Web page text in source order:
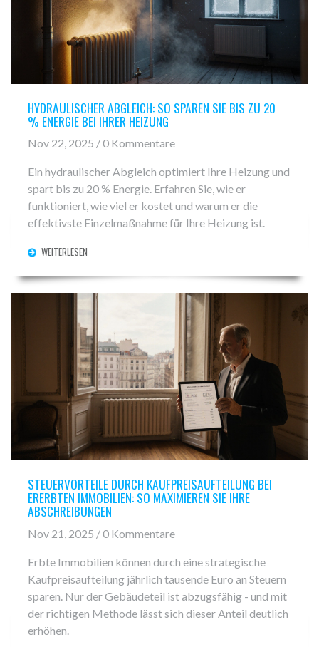
HYDRAULISCHER ABGLEICH: SO SPAREN SIE BIS ZU 20
% ENERGIE BEI IHRER HEIZUNG
Nov 22, 2025 / 0 Kommentare
Ein hydraulischer Abgleich optimiert Ihre Heizung und
spart bis zu 20 % Energie. Erfahren Sie, wie er
funktioniert, wie viel er kostet und warum er die
effektivste Einzelmaßnahme für Ihre Heizung ist.
WEITERLESEN
STEUERVORTEILE DURCH KAUFPREISAUFTEILUNG BEI
ERERBTEN IMMOBILIEN: SO MAXIMIEREN SIE IHRE
ABSCHREIBUNGEN
Nov 21, 2025 / 0 Kommentare
Erbte Immobilien können durch eine strategische
Kaufpreisaufteilung jährlich tausende Euro an Steuern
sparen. Nur der Gebäudeteil ist abzugsfähig - und mit
der richtigen Methode lässt sich dieser Anteil deutlich
erhöhen.